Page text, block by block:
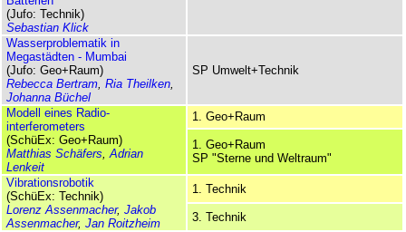
(Jufo: Technik)
Sebastian Klick
Wasserproblematik in
Megastädten - Mumbai
(Jufo: Geo+Raum)
Rebecca Bertram Ria Theilken
Johanna Büchel
SP Umwelt+Technik
Modell eines Radio­
interferometers
(SchüEx: Geo+Raum)
Matthias Schäfers Adrian
Lenkeit
1. Geo+Raum
1. Geo+Raum
SP "Sterne und Weltraum"
Vibrations­robotik
(SchüEx: Technik)
Lorenz Assenmacher, Jakob
Assenmacher, Jan Roitzheim
1. Technik
3. Technik